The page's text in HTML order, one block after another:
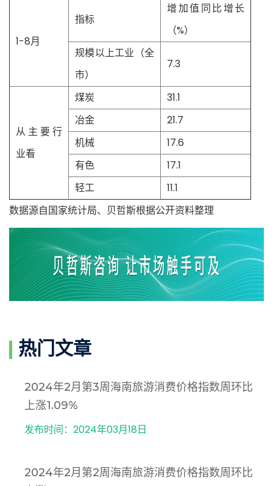
1-8月
指标
增加值同比增长
（%）
规模以上工业（全
市）
7.3
从主要行
业看
煤炭
31.1
冶金
21.7
机械
17.6
有色
17.1
轻工
11.1
数据源自国家统计局、贝哲斯根据公开资料整理
热门文章
2024年2月第3周海南旅游消费价格指数周环比
上涨1.09%
发布时间：2024年03月18日
2024年2月第2周海南旅游消费价格指数周环比